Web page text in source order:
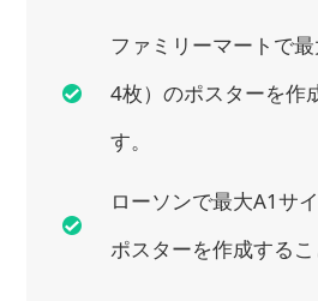
ファミリーマートで
4枚）のポスターを作
す。
ローソンで最大A1サ
ポスターを作成するこ